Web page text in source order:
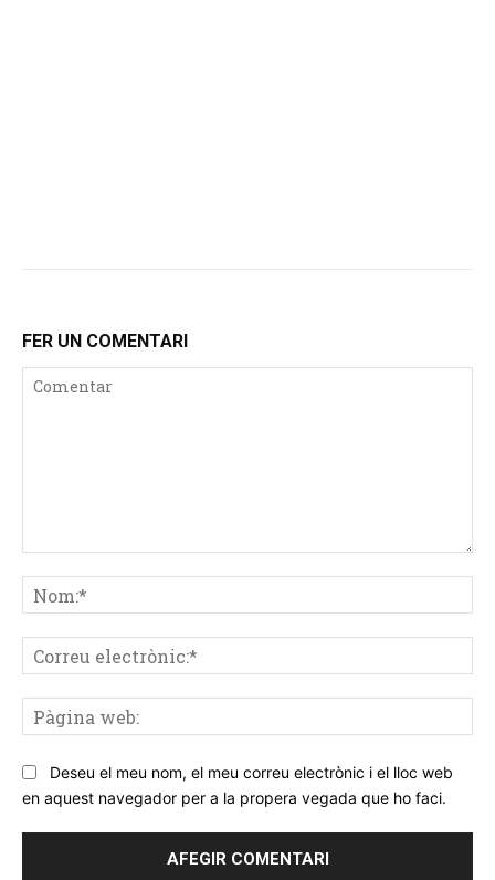
FER UN COMENTARI
Deseu el meu nom, el meu correu electrònic i el lloc web
en aquest navegador per a la propera vegada que ho faci.